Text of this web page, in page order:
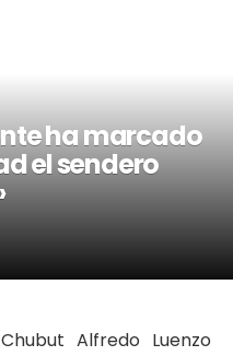
ha marcado
el sendero
Alfredo Luenzo